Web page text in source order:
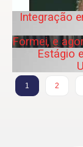
Integração
Formei, e
Estágio
1 2